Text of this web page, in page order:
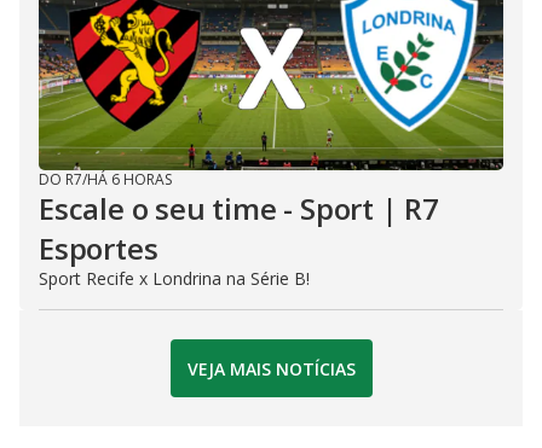
DO R7/HÁ 6 HORAS
Escale o seu time - Sport | R7
Esportes
Sport Recife x Londrina na Série B!
VEJA MAIS NOTÍCIAS